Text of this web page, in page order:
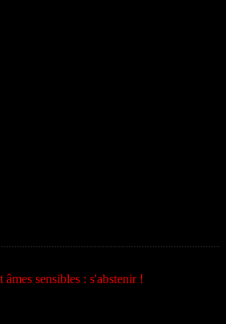
âmes sensibles : s'abstenir !